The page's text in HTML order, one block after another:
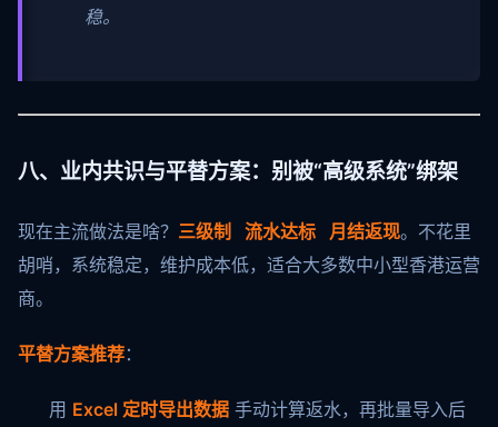
稳。
八、业内共识与平替方案：别被“高级系统”绑架
现在主流做法是啥？ 三级制 流水达标 月结返现。不花里
胡哨，系统稳定，维护成本低，适合大多数中小型香港运营
商。
平替方案推荐：
用 Excel 定时导出数据 手动计算返水，再批量导入后